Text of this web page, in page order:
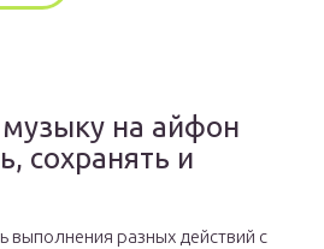
музыку на айфон
сохранять и
выполнения разных действий с